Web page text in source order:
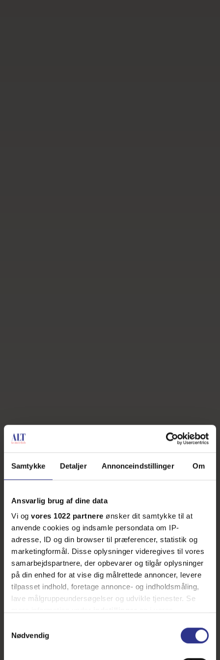
Samtykke Detaljer Annonceindstillinger Om
Ansvarlig brug af dine data
Vi og vores 1022 partnere ønsker dit samtykke til at
anvende cookies og indsamle persondata om IP-
adresse, ID og din browser til præferencer, statistik og
marketingformål. Disse oplysninger videregives til vores
samarbejdspartnere, der opbevarer og tilgår oplysninger
på din enhed for at vise dig målrettede annoncer, levere
tilpasset indhold, foretage annonce- og indholdsmåling,
lave målgruppeundersøgelser og udvikle tjenester. Se
tilbage eller ændre indstillinger fra vores
"Cookiedeklaration", eller ved at trykke på "Privacy
Nødvendig